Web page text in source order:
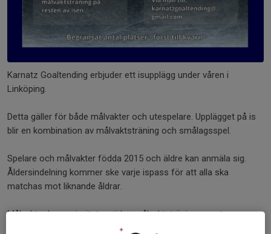
Karnatz Goaltending erbjuder ett isupplägg under våren i
Linköping.
Detta gäller för både målvakter och utespelare. Upplägget på is
blir en kombination av målvaktsträning och smålagsspel.
Spelare och målvakter födda 2015 och äldre kan anmäla sig.
Åldersindelning kommer ske varje ispass för att alla ska
matchas mot liknande åldrar.
Målvakter har majoritet av tiden målvaktsträning men turas
också om att vara målvakt i smålagsspelet. Utespelare spelar